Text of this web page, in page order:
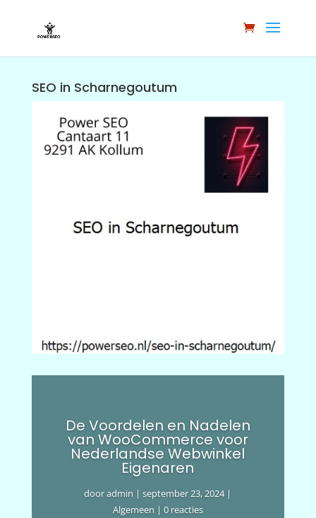
SEO in Scharnegoutum
De Voordelen en Nadelen
van WooCommerce voor
Nederlandse Webwinkel
Eigenaren
dooradmin |september 23, 2024|
Algemeen | 0 reacties